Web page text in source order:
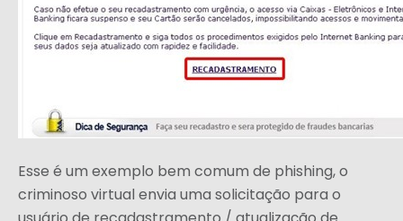
Esse é um exemplo bem comum de phishing, o
criminoso virtual envia uma solicitação para o